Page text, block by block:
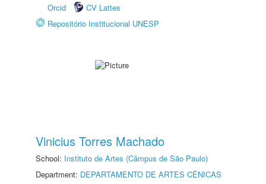
Orcid
CV Lattes
Repositório Institucional UNESP
Vinicius Torres Machado
School: Instituto de Artes (Câmpus de São Paulo)
Department: DEPARTAMENTO DE ARTES CÊNICAS